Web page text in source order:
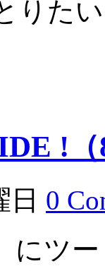
りた
!
日 0
にツ